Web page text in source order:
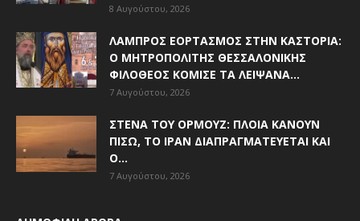
8 Αυγούστου, 2026
ΛΑΜΠΡΌΣ ΕΟΡΤΑΣΜΌΣ ΣΤΗΝ ΚΑΣΤΟΡΙΆ:
Ο ΜΗΤΡΟΠΟΛΊΤΗΣ ΘΕΣΣΑΛΟΝΊΚΗΣ
ΦΙΛΌΘΕΟΣ ΚΌΜΙΣΕ ΤΑ ΛΕΊΨΑΝΑ...
7 Αυγούστου, 2026
ΣΤΕΝΆ ΤΟΥ ΟΡΜΟΎΖ: ΠΛΟΊΑ ΚΆΝΟΥΝ
ΠΊΣΩ, ΤΟ ΙΡΆΝ ΔΙΑΠΡΑΓΜΑΤΕΎΕΤΑΙ ΚΑΙ
Ο...
7 Αυγούστου, 2026